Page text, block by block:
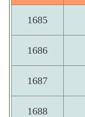
1685
1686
1687
1688